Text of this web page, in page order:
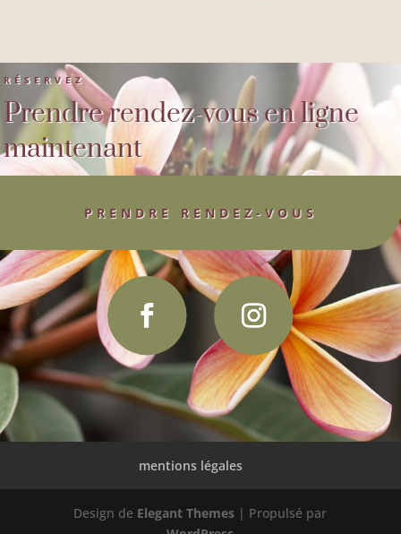
RÉSERVEZ
Prendre rendez-vous en ligne
maintenant
PRENDRE RENDEZ-VOUS
mentions légales
Design de Elegant Themes | Propulsé par